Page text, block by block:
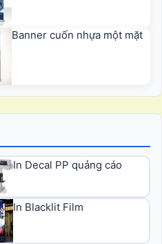
Banner cuốn nhựa một mặt
In Decal PP quảng cáo
In Blacklit Film